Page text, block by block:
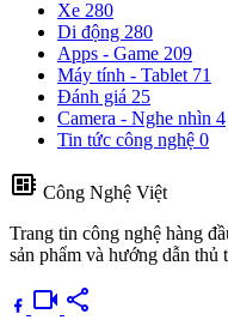
Xe 280
Di động 280
Apps - Game 209
Máy tính - Tablet 71
Đánh giá 25
Camera - Nghe nhìn 4
Tin tức công nghệ 0
developer_board Công Nghệ Việt
Trang tin công nghệ hàng
sản phẩm và hướng dẫn thủ
videocam share